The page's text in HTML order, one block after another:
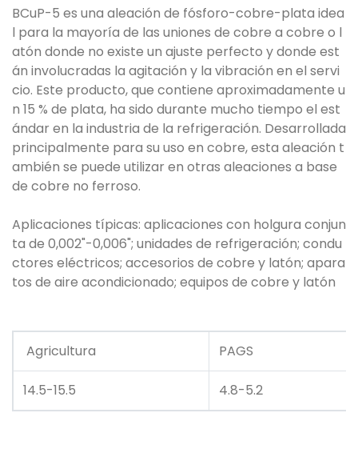
BCuP-5 es una aleación de fósforo-cobre-plata idea
l para la mayoría de las uniones de cobre a cobre o l
atón donde no existe un ajuste perfecto y donde est
án involucradas la agitación y la vibración en el servi
cio. Este producto, que contiene aproximadamente u
n 15 % de plata, ha sido durante mucho tiempo el est
ándar en la industria de la refrigeración. Desarrollada
principalmente para su uso en cobre, esta aleación t
ambién se puede utilizar en otras aleaciones a base
de cobre no ferroso.
Aplicaciones típicas: aplicaciones con holgura conjun
ta de 0,002"-0,006"; unidades de refrigeración; condu
ctores eléctricos; accesorios de cobre y latón; apara
tos de aire acondicionado; equipos de cobre y latón
Agricultura PAGS
14.5-15.5 4.8-5.2